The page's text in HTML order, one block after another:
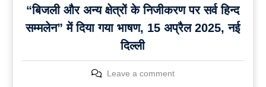
“बिजली और अन्य क्षेत्रों के निजीकरण पर सर्व हिन्द
सम्मलेन” में दिया गया भाषण, 15 अप्रैल 2025, नई
दिल्ली
Leave a comment